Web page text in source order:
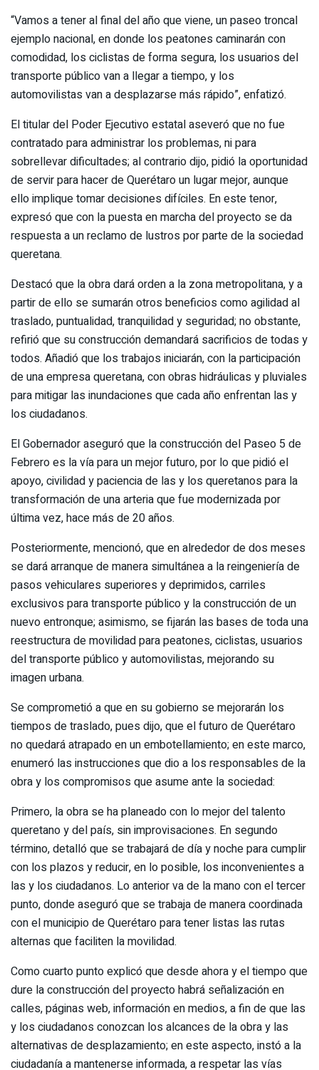
“Vamos a tener al final del año que viene, un paseo troncal
ejemplo nacional, en donde los peatones caminarán con
comodidad, los ciclistas de forma segura, los usuarios del
transporte público van a llegar a tiempo, y los
automovilistas van a desplazarse más rápido”, enfatizó.
El titular del Poder Ejecutivo estatal aseveró que no fue
contratado para administrar los problemas, ni para
sobrellevar dificultades; al contrario dijo, pidió la oportunidad
de servir para hacer de Querétaro un lugar mejor, aunque
ello implique tomar decisiones difíciles. En este tenor,
expresó que con la puesta en marcha del proyecto se da
respuesta a un reclamo de lustros por parte de la sociedad
queretana.
Destacó que la obra dará orden a la zona metropolitana, y a
partir de ello se sumarán otros beneficios como agilidad al
traslado, puntualidad, tranquilidad y seguridad; no obstante,
refirió que su construcción demandará sacrificios de todas y
todos. Añadió que los trabajos iniciarán, con la participación
de una empresa queretana, con obras hidráulicas y pluviales
para mitigar las inundaciones que cada año enfrentan las y
los ciudadanos.
El Gobernador aseguró que la construcción del Paseo 5 de
Febrero es la vía para un mejor futuro, por lo que pidió el
apoyo, civilidad y paciencia de las y los queretanos para la
transformación de una arteria que fue modernizada por
última vez, hace más de 20 años.
Posteriormente, mencionó, que en alrededor de dos meses
se dará arranque de manera simultánea a la reingeniería de
pasos vehiculares superiores y deprimidos, carriles
exclusivos para transporte público y la construcción de un
nuevo entronque; asimismo, se fijarán las bases de toda una
reestructura de movilidad para peatones, ciclistas, usuarios
del transporte público y automovilistas, mejorando su
imagen urbana.
Se comprometió a que en su gobierno se mejorarán los
tiempos de traslado, pues dijo, que el futuro de Querétaro
no quedará atrapado en un embotellamiento; en este marco,
enumeró las instrucciones que dio a los responsables de la
obra y los compromisos que asume ante la sociedad:
Primero, la obra se ha planeado con lo mejor del talento
queretano y del país, sin improvisaciones. En segundo
término, detalló que se trabajará de día y noche para cumplir
con los plazos y reducir, en lo posible, los inconvenientes a
las y los ciudadanos. Lo anterior va de la mano con el tercer
punto, donde aseguró que se trabaja de manera coordinada
con el municipio de Querétaro para tener listas las rutas
alternas que faciliten la movilidad.
Como cuarto punto explicó que desde ahora y el tiempo que
dure la construcción del proyecto habrá señalización en
calles, páginas web, información en medios, a fin de que las
y los ciudadanos conozcan los alcances de la obra y las
alternativas de desplazamiento; en este aspecto, instó a la
ciudadanía a mantenerse informada, a respetar las vías